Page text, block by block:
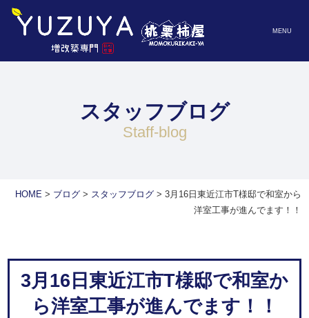
MENU
スタッフブログ
staff-blog
HOME> ブログ> スタッフブログ> 3月16日東近江市T様邸で和室から
洋室工事が進んでます！！
3月16日東近江市T様邸で和室か
ら洋室工事が進んでます！！